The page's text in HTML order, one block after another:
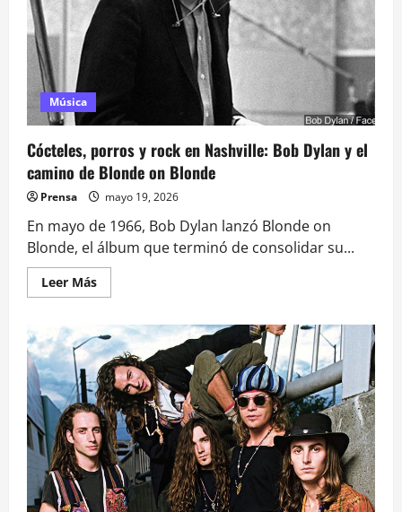
biopics
Música
Cócteles, porros y rock en Nashville: Bob Dylan y el
camino de Blonde on Blonde
Prensa mayo 19, 2026
En mayo de 1966, Bob Dylan lanzó Blonde on
Blonde, el álbum que terminó de consolidar su...
Leer MásLeer
más
Cócteles,
porros
y
rock
en
Nashville:
Bob
Dylan
y
el
camino
de
Blonde
on
Blonde